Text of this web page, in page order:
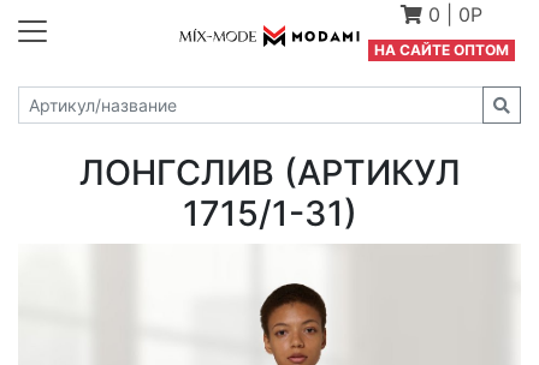
0 0Р
НА САЙТЕ ОПТОМ
ЛОНГСЛИВ (АРТИКУЛ
1715/1-31)